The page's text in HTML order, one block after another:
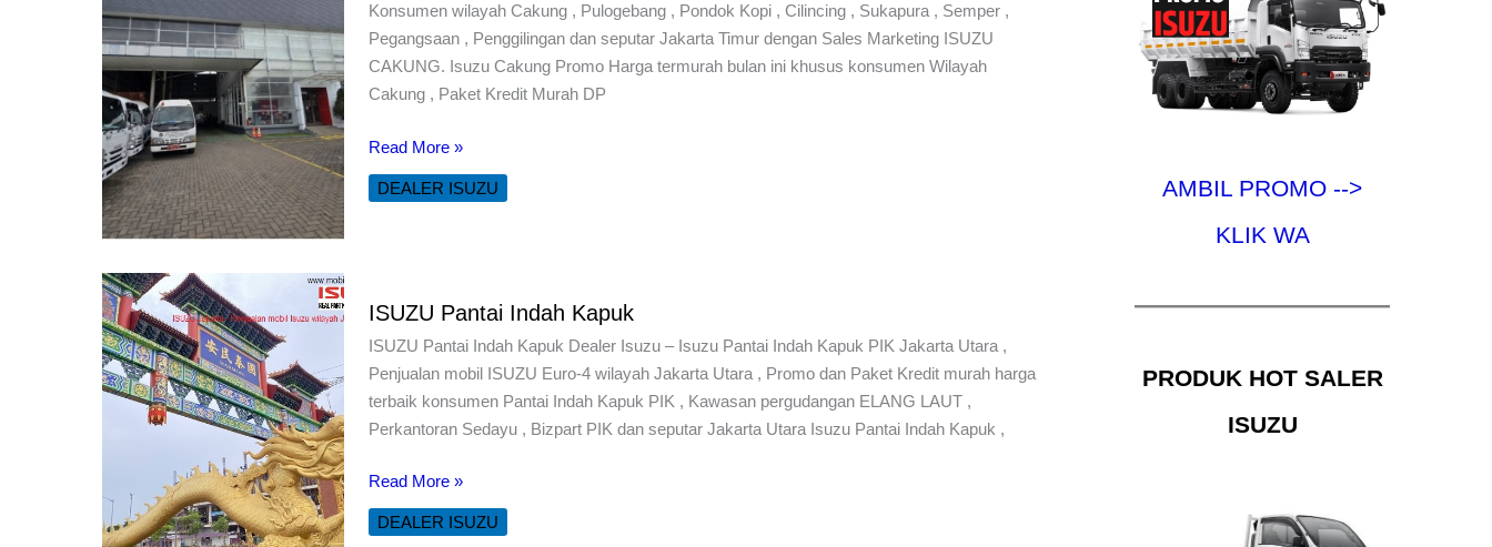
Konsumen wilayah Cakung , Pulogebang , Pondok Kopi , Cilincing , Sukapura , Semper ,
Pegangsaan , Penggilingan dan seputar Jakarta Timur dengan Sales Marketing ISUZU
CAKUNG. Isuzu Cakung Promo Harga termurah bulan ini khusus konsumen Wilayah
Cakung , Paket Kredit Murah DP
ISUZU
CAKUNG
Read More »
DEALER ISUZU
ISUZU Pantai Indah Kapuk
ISUZU Pantai Indah Kapuk Dealer Isuzu – Isuzu Pantai Indah Kapuk PIK Jakarta Utara ,
Penjualan mobil ISUZU Euro-4 wilayah Jakarta Utara , Promo dan Paket Kredit murah harga
terbaik konsumen Pantai Indah Kapuk PIK , Kawasan pergudangan ELANG LAUT ,
Perkantoran Sedayu , Bizpart PIK dan seputar Jakarta Utara Isuzu Pantai Indah Kapuk ,
ISUZU
Pantai
Indah
Read More »
DEALER ISUZU
AMBIL PROMO -->
KLIK WA
PRODUK HOT SALER
ISUZU